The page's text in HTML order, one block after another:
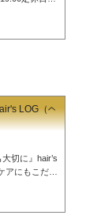
hair's LO
LOG（ヘアーズ ログ）
切に』hair’s
にもこだわ
人ひとりに合